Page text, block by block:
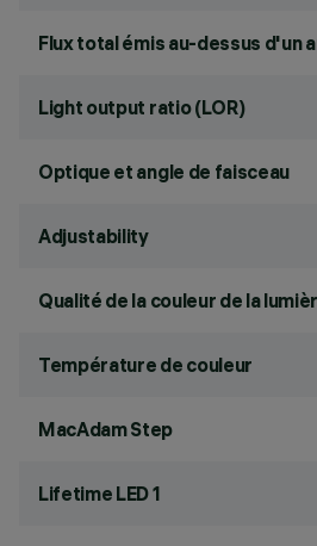
Flux total émis au-dessus d'un
Light output ratio (LOR)
Optique et angle de faisceau
Adjustability
Qualité de la couleur de la
Température de couleur
MacAdam Step
Lifetime LED 1